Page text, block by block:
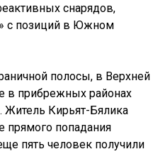
снарядов,
с позиций в Южном
полосы, в Верхней
в прибрежных районах
Житель Кирьят-Бялика
прямого попадания
пять человек получили